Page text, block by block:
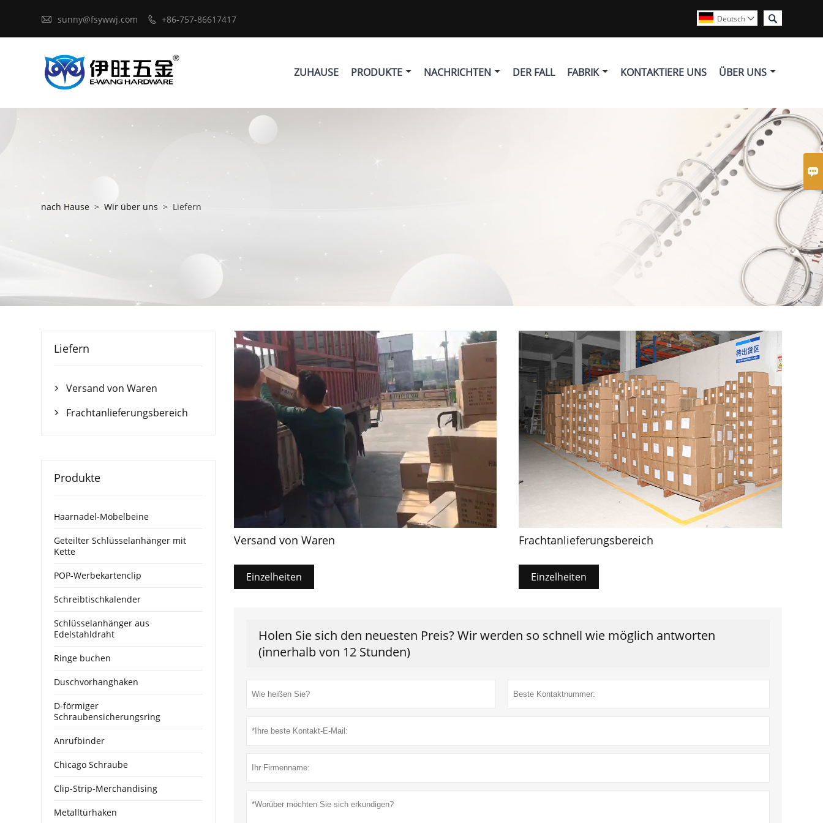

 sunny@fsywwj.com  +86-757-86617417 
Deutsch 
ZUHAUSE PRODUKTE NACHRICHTEN DER FALL FABRIK KONTAKTIERE UNS ÜBER UNS
nach Hause > Wir über uns > Liefern
Versand von Waren
Einzelheiten
Frachtanlieferungsbereich
Einzelheiten
Holen Sie sich den neuesten Preis? Wir werden so schnell wie möglich antworten
(innerhalb von 12 Stunden)
Liefern
 Versand von Waren
 Frachtanlieferungsbereich
Produkte
Haarnadel-Möbelbeine
Geteilter Schlüsselanhänger mit
Kette
POP-Werbekartenclip
Schreibtischkalender
Schlüsselanhänger aus
Edelstahldraht
Ringe buchen
Duschvorhanghaken
D-förmiger
Schraubensicherungsring
Anrufbinder
Chicago Schraube
Clip-Strip-Merchandising
Metalltürhaken